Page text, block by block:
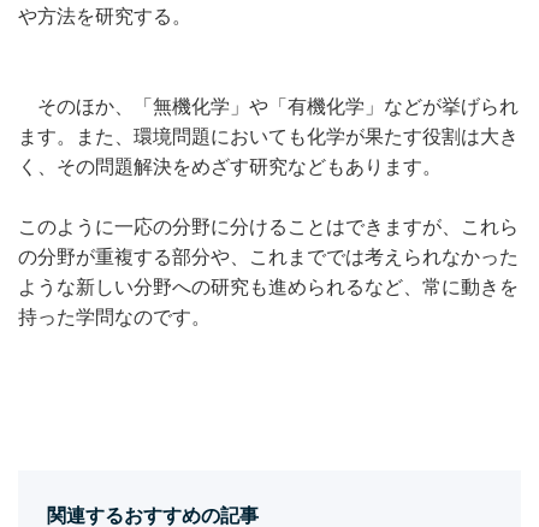
や方法を研究する。
そのほか、「無機化学」や「有機化学」などが挙げられ
ます。また、環境問題においても化学が果たす役割は大き
く、その問題解決をめざす研究などもあります。
このように一応の分野に分けることはできますが、これら
の分野が重複する部分や、これまででは考えられなかった
ような新しい分野への研究も進められるなど、常に動きを
持った学問なのです。
関連するおすすめの記事